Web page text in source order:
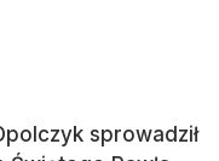
sprowadził